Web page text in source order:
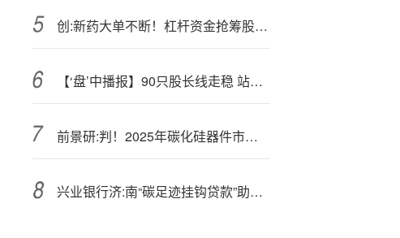
创:新药大单不断！杠杆资金抢筹股曝光（名单）
【‘盘’中播报】90只股长线走稳 站上年线
前景研:判！2025年碳化硅器件市场发展概况分析及投资前景预测（智研咨询）
兴业银行济:南“碳足迹挂钩贷款”助力企业低碳转型